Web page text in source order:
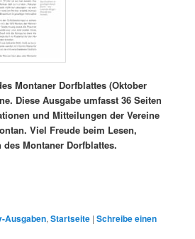
Montaner Dorfblattes (Oktober
Diese Ausgabe umfasst 36 Seiten
und Mitteilungen der Vereine
Viel Freude beim Lesen,
Montaner Dorfblattes.
Ausgaben,Startseite |Schreibe einen